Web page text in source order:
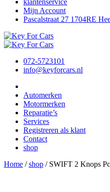
klantenservice
Mijn Account
Pascalstraat 27 1704RE
072-5723101
info@keyforcars.nl
Automerken
Motormerken
Reparatie’s
Services
Registreren als klant
Contact
shop
Home /shop / SWIFT 2 Knops